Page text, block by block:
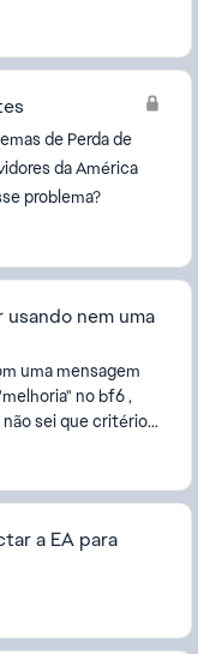
em...
de Perda de
da América
problema?
nem uma
uma mensagem
no bf6 ,
sei que critério
devo ate ter
a EA para